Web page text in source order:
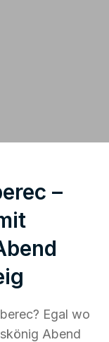
–
Egal wo
Abend